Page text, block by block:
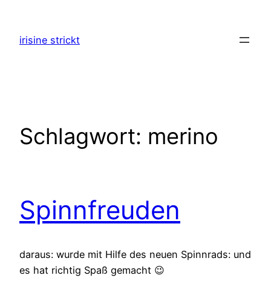
springen
irisine strickt
Schlagwort: merino
Spinnfreuden
daraus: wurde mit Hilfe des neuen Spinnrads: und
es hat richtig Spaß gemacht 😉